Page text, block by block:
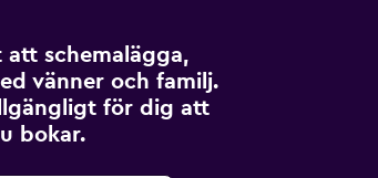
schemalägga,
vänner och familj.
för dig att
bokar.